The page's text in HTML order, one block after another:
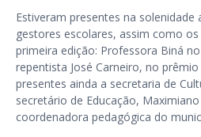
Estiveram presentes na
gestores escolares, assim como
primeira edição: Professora Biná
repentista José Carneiro, no
presentes ainda a secretaria de
secretário de Educação,
coordenadora pedagógica do